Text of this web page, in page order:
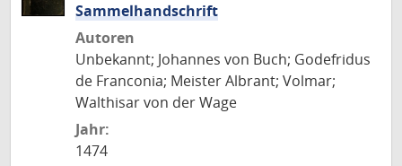
Sammelhandschrift
Autoren
Unbekannt; Johannes von Buch; Godefridus
de Franconia; Meister Albrant; Volmar;
Walthisar von der Wage
Jahr:
1474